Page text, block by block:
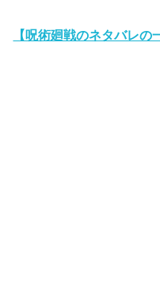
【呪術廻戦のネタバレの